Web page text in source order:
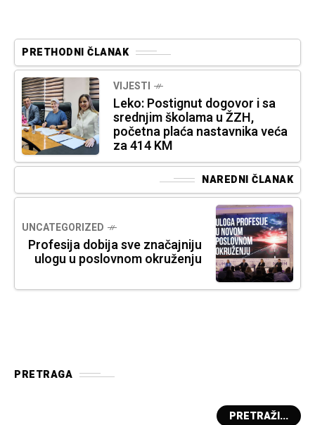
PRETHODNI ČLANAK
VIJESTI
Leko: Postignut dogovor i sa
srednjim školama u ŽZH,
početna plaća nastavnika veća
za 414 KM
NAREDNI ČLANAK
UNCATEGORIZED
Profesija dobija sve značajniju
ulogu u poslovnom okruženju
PRETRAGA
PRETRAŽI...